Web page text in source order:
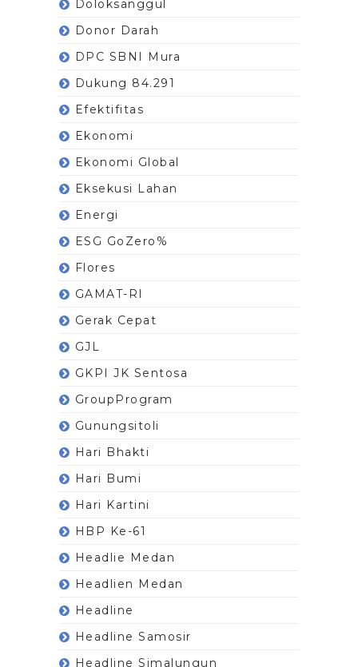
Doloksanggul
Donor Darah
DPC SBNI Mura
Dukung 84.291
Efektifitas
Ekonomi
Ekonomi Global
Eksekusi Lahan
Energi
ESG GoZero%
Flores
GAMAT-RI
Gerak Cepat
GJL
GKPI JK Sentosa
GroupProgram
Gunungsitoli
Hari Bhakti
Hari Bumi
Hari Kartini
HBP Ke-61
Headlie Medan
Headlien Medan
Headline
Headline Samosir
Headline Simalungun